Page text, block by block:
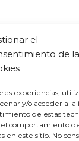
el
de
experiencias,
y/o acceder a
de estas
comportamiento
en este sitio. No
93 777 82 58